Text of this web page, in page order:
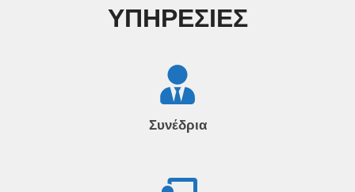
ΥΠΗΡΕΣΊΕΣ
Συνέδρια